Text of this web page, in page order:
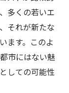
多くの若いエ
それが新たな
ます。このよ
市にはない魅
しての可能性